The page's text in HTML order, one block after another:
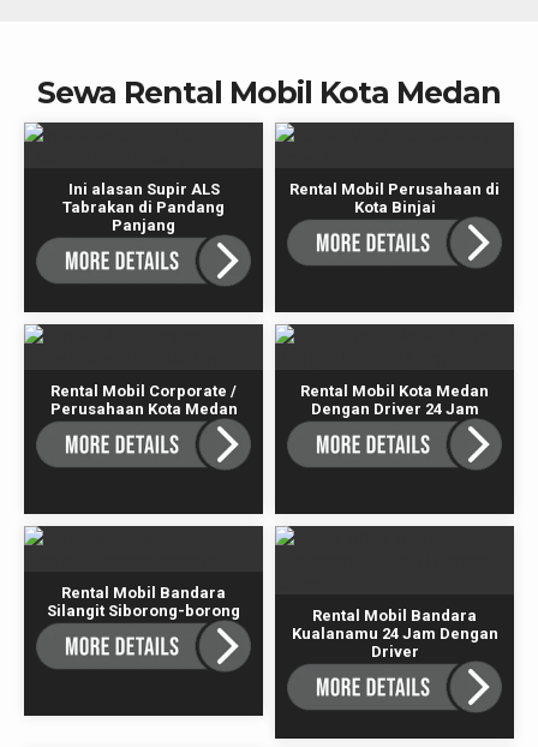
Sewa Rental Mobil Kota Medan
Ini alasan Supir ALS
Tabrakan di Pandang
Panjang
Rental Mobil Perusahaan di
Kota Binjai
Rental Mobil Corporate /
Perusahaan Kota Medan
Rental Mobil Kota Medan
Dengan Driver 24 Jam
Rental Mobil Bandara
Silangit Siborong-borong
Rental Mobil Bandara
Kualanamu 24 Jam Dengan
Driver